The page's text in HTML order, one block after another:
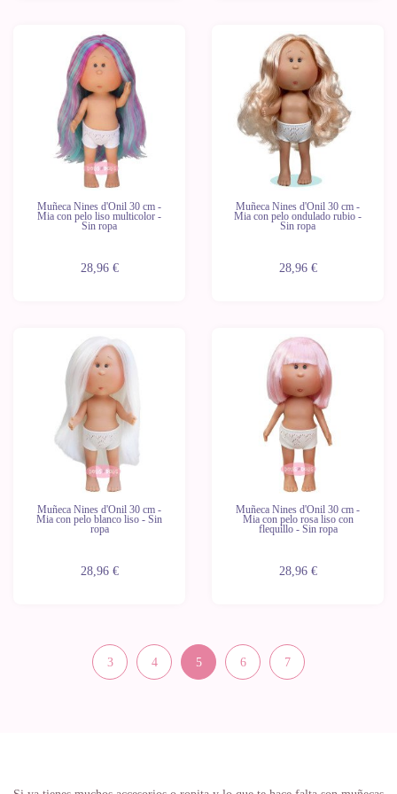
Muñeca Nines d'Onil 30 cm -
Mia con pelo liso multicolor -
Sin ropa
28,96 €
Muñeca Nines d'Onil 30 cm -
Mia con pelo ondulado rubio -
Sin ropa
28,96 €
Muñeca Nines d'Onil 30 cm -
Mia con pelo blanco liso - Sin
ropa
28,96 €
Muñeca Nines d'Onil 30 cm -
Mia con pelo rosa liso con
flequillo - Sin ropa
28,96 €
3 4 5 6 7